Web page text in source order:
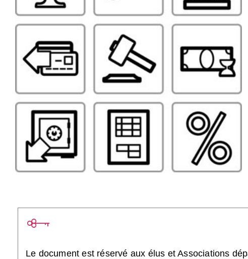
Le document est réservé aux élus et Associations